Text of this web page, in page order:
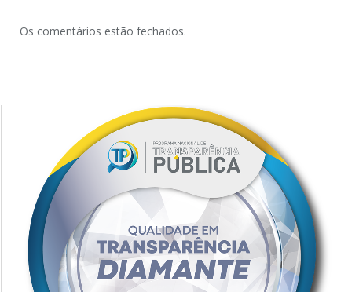
Os comentários estão fechados.